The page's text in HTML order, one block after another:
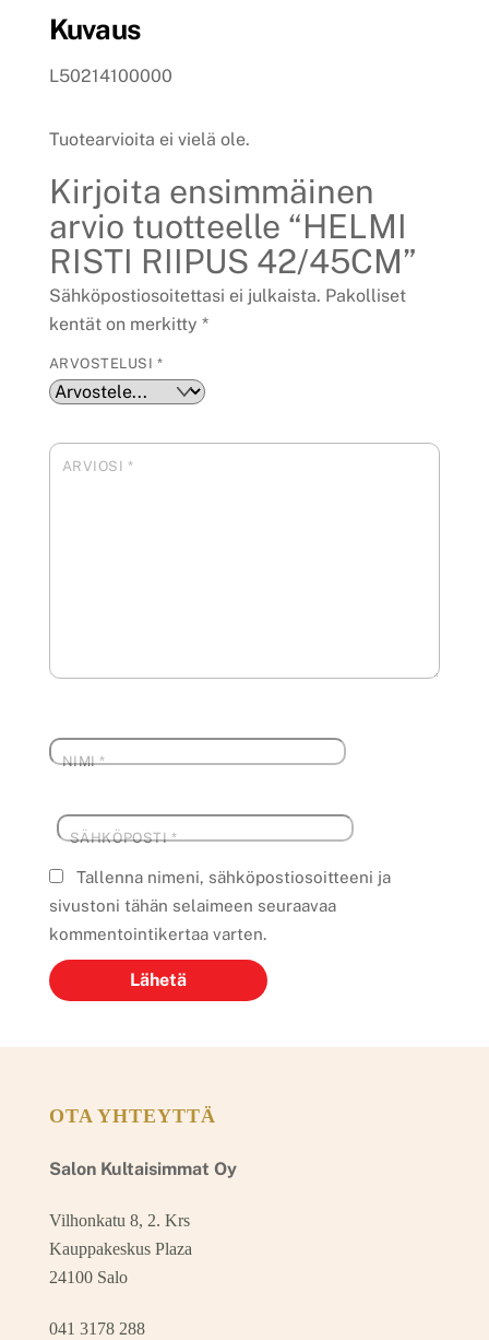
Kuvaus
L50214100000
Tuotearvioita ei vielä ole.
Kirjoita ensimmäinen
arvio tuotteelle “HELMI
RISTI RIIPUS 42/45CM”
Sähköpostiosoitettasi ei julkaista. Pakolliset
kentät on merkitty *
ARVOSTELUSI *
ARVIOSI *
NIMI*
SÄHKÖPOSTI*
Tallenna nimeni, sähköpostiosoitteeni ja
sivustoni tähän selaimeen seuraavaa
kommentointikertaa varten.
OTA YHTEYTTÄ
Salon Kultaisimmat Oy
Vilhonkatu 8, 2. Krs
Kauppakeskus Plaza
24100 Salo
041 3178 288